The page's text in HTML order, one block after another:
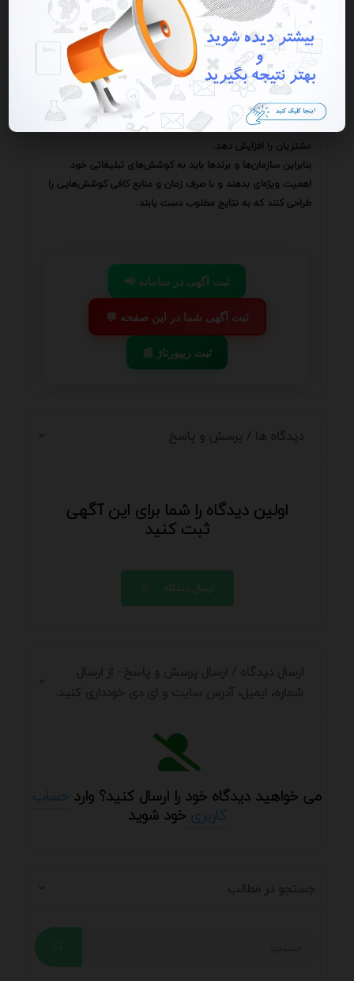
با این حال با بررسی و تحلیل کوشش‌های تبلیغاتی موفق می‌توان
الگوهای موفقیت را شناسایی کرد و از آن‌ها برای طراحی
کوشش‌های تبلیغاتی اثربخش‌تر استفاده کرد.
می‌توان گفت که کوشش تبلیغاتی موفق یک سرمایه‌گذاری
ارزشمند برای هر سازمان یا برندی است.
یک کوشش تبلیغاتی موفق می‌تواند آگاهی از برند را افزایش دهد
فروش را افزایش دهد تصویر برند را بهبود بخشد و وفاداری
مشتریان را افزایش دهد.
بنابراین سازمان‌ها و برندها باید به کوشش‌های تبلیغاتی خود
اهمیت ویژه‌ای بدهند و با صرف زمان و منابع کافی کوشش‌هایی را
طراحی کنند که به نتایج مطلوب دست یابند.
📢 ثبت آگهی در سامانه
💬 ثبت آگهی شما در این صفحه
📰 ثبت ریپورتاژ
دیدگاه ها / پرسش و پاسخ
اولین دیدگاه را شما برای این آگهی
ثبت کنید
ارسال دیدگاه
ارسال دیدگاه / ارسال پرسش و پاسخ - از ارسال
شماره، ایمیل، آدرس سایت و ای دی خودداری کنید.
می خواهید دیدگاه خود را ارسال کنید؟ وارد حساب
کاربریخود شوید
جستجو در مطالب